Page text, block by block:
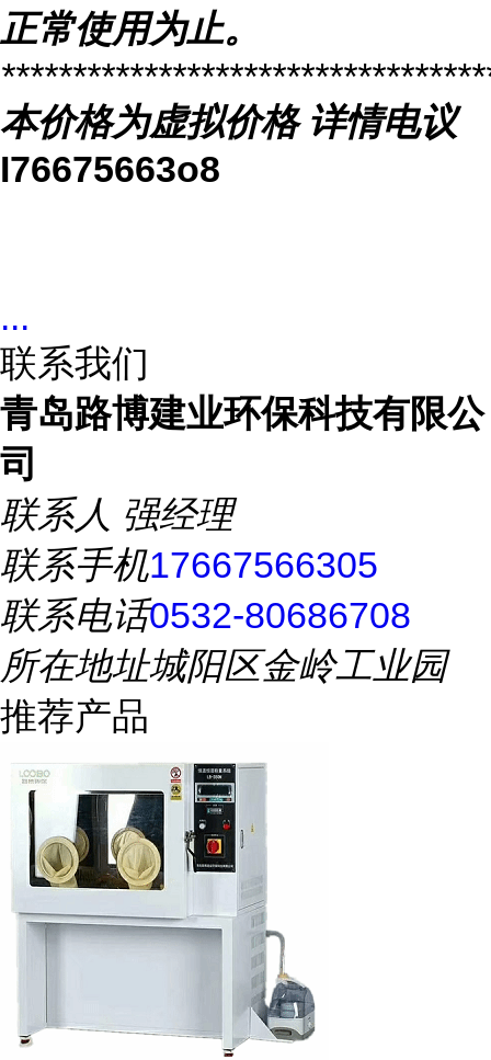
正常使用为止。
本价格为虚拟价格详情电议
I76675663o8
...
联系我们
青岛路博建业环保科技有限公
司
联系人 强经理
联系手机17667566305
联系电话0532-80686708
所在地址城阳区金岭工业园
推荐产品